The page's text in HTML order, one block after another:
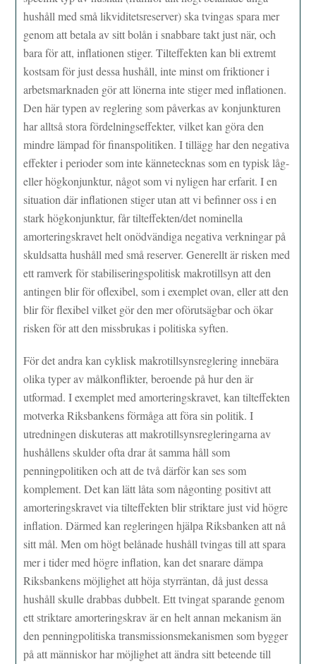
hushåll med små likviditetsreserver) ska tvingas spara mer
genom att betala av sitt bolån i snabbare takt just när, och
bara för att, inflationen stiger. Tilteffekten kan bli extremt
kostsam för just dessa hushåll, inte minst om friktioner i
arbetsmarknaden gör att lönerna inte stiger med inflationen.
Den här typen av reglering som påverkas av konjunkturen
har alltså stora fördelningseffekter, vilket kan göra den
mindre lämpad för finanspolitiken. I tillägg har den negativa
effekter i perioder som inte kännetecknas som en typisk låg-
eller högkonjunktur, något som vi nyligen har erfarit. I en
situation där inflationen stiger utan att vi befinner oss i en
stark högkonjunktur, får tilteffekten/det nominella
amorteringskravet helt onödvändiga negativa verkningar på
skuldsatta hushåll med små reserver. Generellt är risken med
ett ramverk för stabiliseringspolitisk makrotillsyn att den
antingen blir för oflexibel, som i exemplet ovan, eller att den
blir för flexibel vilket gör den mer oförutsägbar och ökar
risken för att den missbrukas i politiska syften.
För det andra kan cyklisk makrotillsynsreglering innebära
olika typer av målkonflikter, beroende på hur den är
utformad. I exemplet med amorteringskravet, kan tilteffekten
motverka Riksbankens förmåga att föra sin politik. I
utredningen diskuteras att makrotillsynsregleringarna av
hushållens skulder ofta drar åt samma håll som
penningpolitiken och att de två därför kan ses som
komplement. Det kan lätt låta som någonting positivt att
amorteringskravet via tilteffekten blir striktare just vid högre
inflation. Därmed kan regleringen hjälpa Riksbanken att nå
sitt mål. Men om högt belånade hushåll tvingas till att spara
mer i tider med högre inflation, kan det snarare dämpa
Riksbankens möjlighet att höja styrräntan, då just dessa
hushåll skulle drabbas dubbelt. Ett tvingat sparande genom
ett striktare amorteringskrav är en helt annan mekanism än
den penningpolitiska transmissionsmekanismen som bygger
på att människor har möjlighet att ändra sitt beteende till